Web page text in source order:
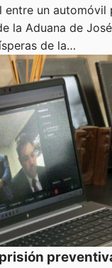
entre un automóvil
la Aduana de
de la…